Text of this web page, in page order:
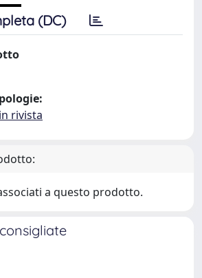
(DC)
rivista
a questo prodotto.